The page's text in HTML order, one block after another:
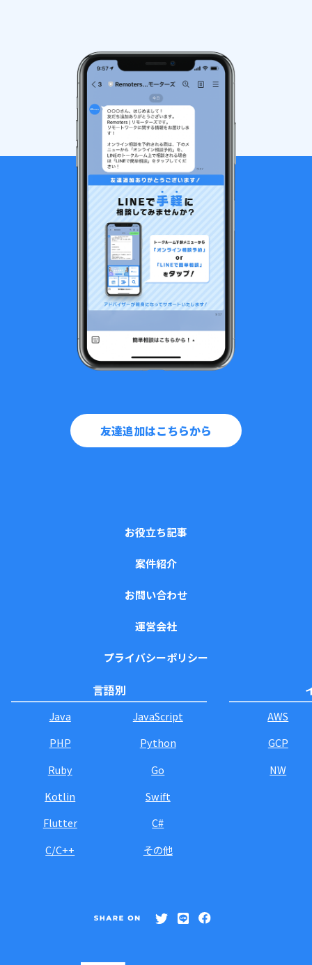
友達追加はこちらから
お役立ち記事
案件紹介
お問い合わせ
運営会社
プライバシーポリシー
言語別
Java
JavaScript
PHP
Python
Ruby
Go
Kotlin
Swift
Flutter
C#
C/C++
その他
AWS
GCP
NW